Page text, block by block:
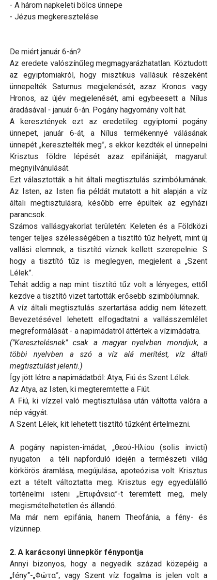
- A három napkeleti bölcs ünnepe
- Jézus megkeresztelése
De miért január 6-án?
Az eredete valószínűleg megmagyarázhatatlan. Köztudott
az egyiptomiakról, hogy misztikus vallásuk részeként
ünnepelték Saturnus megjelenését, azaz Kronos vagy
Hronos, az újév megjelenését, ami egybeesett a Nílus
áradásával - január 6-án. Pogány hagyomány volt hát.
A keresztények ezt az eredetileg egyiptomi pogány
ünnepet, január 6-át, a Nílus termékennyé válásának
ünnepét „keresztelték meg”, s ekkor kezdték el ünnepelni
Krisztus földre lépését azaz epifániáját, magyarul:
megnyilvánulását.
Ezt választották a hit általi megtisztulás szimbólumának.
Az Isten, az Isten fia példát mutatott a hit alapján a víz
általi megtisztulásra, később erre épültek az egyházi
parancsok.
Számos vallásgyakorlat területén: Keleten és a Földközi
tenger teljes szélességében a tisztító tűz helyett, mint új
vallási elemnek, a tisztító víznek kellett szerepelnie. S
hogy a tisztító tűz is meglegyen, megjelent a „Szent
Lélek”.
Tehát addig a nap mint tisztító tűz volt a lényeges, ettől
kezdve a tisztító vizet tartották erősebb szimbólumnak.
A víz általi megtisztulás szertartása addig nem létezett.
Bevezetésével lehetett elfogadtatni a vallásszemlélet
megreformálását - a napimádatról áttértek a vízimádatra.
("Keresztelésnek" csak a magyar nyelvben mondjuk, a
többi nyelvben a szó a víz alá merítést, víz általi
megtisztulást jelenti.)
Így jött létre a napimádatból: Atya, Fiú és Szent Lélek.
Az Atya, az Isten, ki megteremtette a Fiút.
A Fiú, ki vízzel való megtisztulása után váltotta valóra a
nép vágyát.
A Szent Lélek, kit lehetett tisztító tűzként értelmezni.
A pogány napisten-imádat, „θεού-Ηλίου (solis invicti)
nyugaton a téli napforduló idején a természeti világ
körkörös áramlása, megújulása, apoteózisa volt. Krisztus
ezt a tételt változtatta meg. Krisztus egy egyedülálló
történelmi isteni „Επιφάνεια”-t teremtett meg, mely
megismételhetetlen és állandó.
Ma már nem epifánia, hanem Theofánia, a fény- és
vízünnep.
2. A karácsonyi ünnepkör fénypontja
Annyi bizonyos, hogy a negyedik század közepéig a
„fény”-„Φώτα”, vagy Szent víz fogalma is jelen volt a